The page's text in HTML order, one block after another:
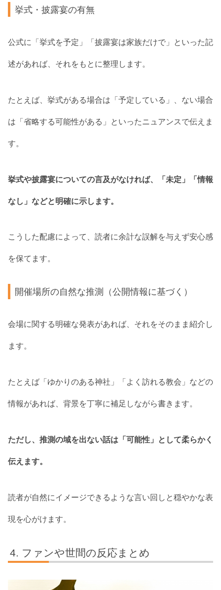
挙式・披露宴の有無
公式に「挙式を予定」「披露宴は家族だけで」といった記
述があれば、それをもとに整理します。
たとえば、挙式がある場合は「予定している」、ない場合
は「省略する可能性がある」といったニュアンスで伝えま
す。
挙式や披露宴についての言及がなければ、「未定」「情報
なし」などと明確に示します。
こうした配慮によって、読者に余計な誤解を与えず安心感
を保てます。
開催場所の自然な推測（公開情報に基づく）
会場に関する明確な発表があれば、それをそのまま紹介し
ます。
たとえば「ゆかりのある神社」「よく訪れる教会」などの
情報があれば、背景を丁寧に補足しながら書きます。
ただし、推測の域を出ない話は「可能性」として柔らかく
伝えます。
読者が自然にイメージできるような言い回しと穏やかな表
現を心がけます。
ファンや世間の反応まとめ